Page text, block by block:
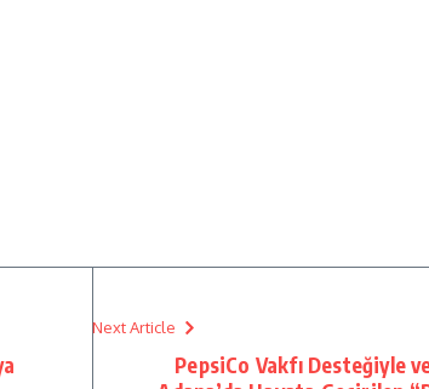
Next Article
PepsiCo Vakfı Desteğiyle